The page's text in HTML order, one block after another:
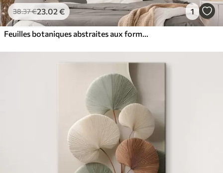
38.37€23.02 € 1
Feuilles botaniques abstraites aux formes variées